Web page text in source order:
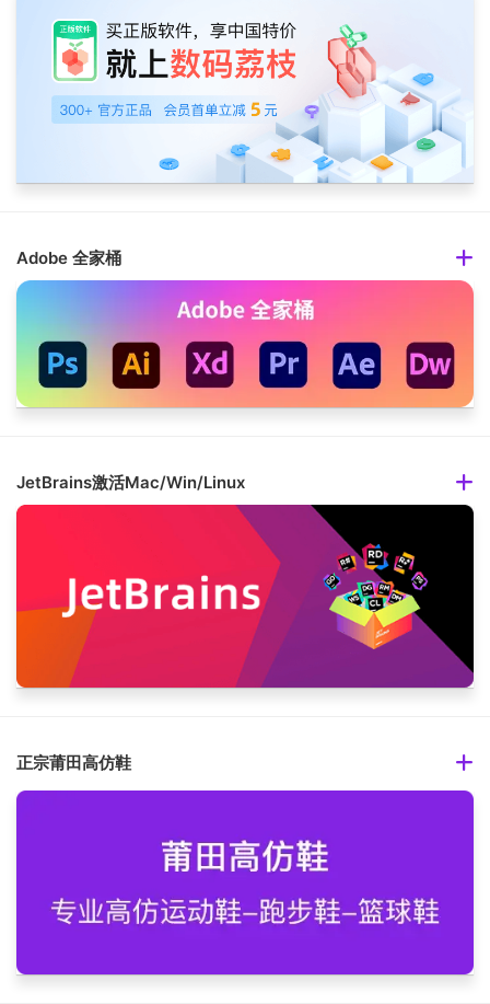
Adobe 全家桶
JetBrains激活Mac/Win/Linux
正宗莆田高仿鞋